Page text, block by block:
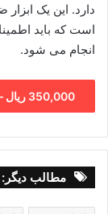
دارد. این یک
است که باید
انجام می شود.
350,000 ریال – خرید
مطالب دیگر: